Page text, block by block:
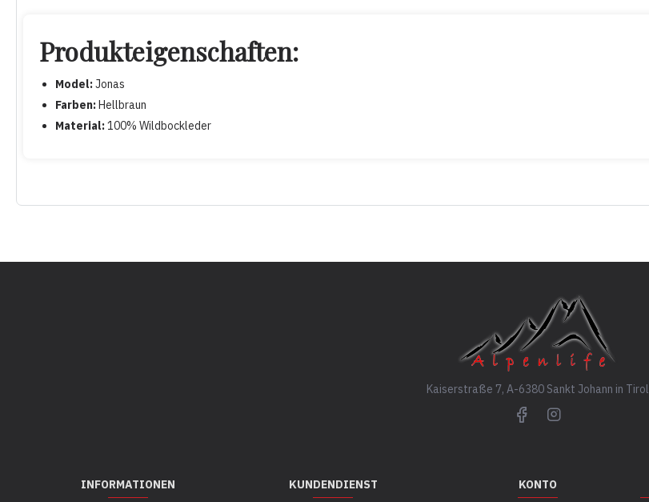
Produkteigenschaften:
Model:Jonas
Farben:Hellbraun
Material:100% Wildbockleder
Kaiserstraße 7, A-6380 Sankt Johann in Tirol
INFORMATIONEN KUNDENDIENST KONTO